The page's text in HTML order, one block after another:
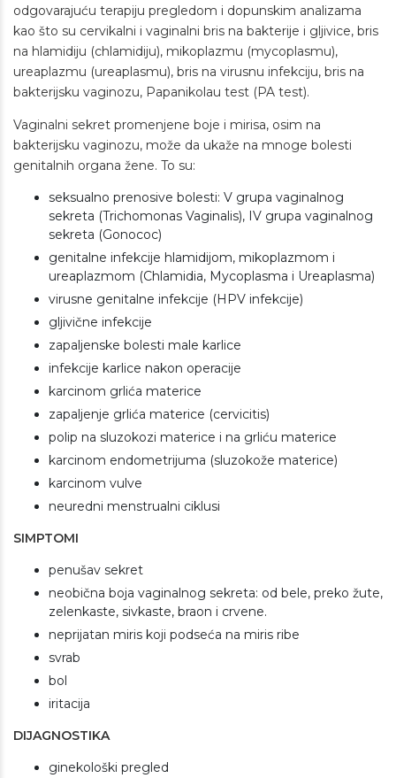
odgovarajuću terapiju pregledom i dopunskim analizama
kao što su cervikalni i vaginalni bris na bakterije i gljivice, bris
na hlamidiju (chlamidiju), mikoplazmu (mycoplasmu),
ureaplazmu (ureaplasmu), bris na virusnu infekciju, bris na
bakterijsku vaginozu, Papanikolau test (PA test).
Vaginalni sekret promenjene boje i mirisa, osim na
bakterijsku vaginozu, može da ukaže na mnoge bolesti
genitalnih organa žene. To su:
seksualno prenosive bolesti: V grupa vaginalnog
sekreta (Trichomonas Vaginalis), IV grupa vaginalnog
sekreta (Gonococ)
genitalne infekcije hlamidijom, mikoplazmom i
ureaplazmom (Chlamidia, Mycoplasma i Ureaplasma)
virusne genitalne infekcije (HPV infekcije)
gljivične infekcije
zapaljenske bolesti male karlice
infekcije karlice nakon operacije
karcinom grlića materice
zapaljenje grlića materice (cervicitis)
polip na sluzokozi materice i na grliću materice
karcinom endometrijuma (sluzokože materice)
karcinom vulve
neuredni menstrualni ciklusi
SIMPTOMI
penušav sekret
neobična boja vaginalnog sekreta: od bele, preko žute,
zelenkaste, sivkaste, braon i crvene.
neprijatan miris koji podseća na miris ribe
svrab
bol
iritacija
DIJAGNOSTIKA
ginekološki pregled